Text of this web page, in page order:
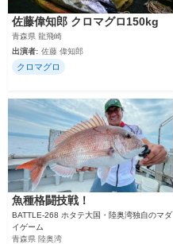
佐藤偉知郎 クロマグロ150kg
青森県 龍飛崎
出演者: 佐藤 偉知郎
クロマグロ
魚種格闘技戦！
BATTLE-268 ホタテ大国・陸奥湾独自のマダ
イゲーム
青森県 陸奥湾